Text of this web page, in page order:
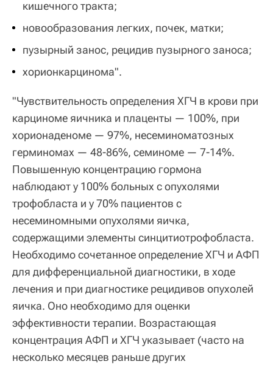
кишечного тракта;
новообразования легких, почек, матки;
пузырный занос, рецидив пузырного заноса;
хорионкарцинома".
"Чувствительность определения ХГЧ в крови при
карциноме яичника и плаценты — 100%, при
хорионаденоме — 97%, несеминоматозных
герминомах — 48-86%, семиноме — 7-14%.
Повышенную концентрацию гормона
наблюдают у 100% больных с опухолями
трофобласта и у 70% пациентов с
несеминомными опухолями яичка,
содержащими элементы синцитиотрофобласта.
Необходимо сочетанное определение ХГЧ и АФП
для дифференциальной диагностики, в ходе
лечения и при диагностике рецидивов опухолей
яичка. Оно необходимо для оценки
эффективности терапии. Возрастающая
концентрация АФП и ХГЧ указывает (часто на
несколько месяцев раньше других